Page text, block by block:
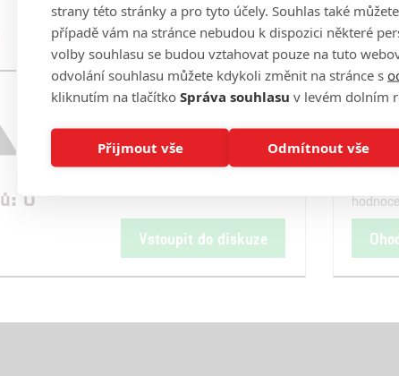
0
Vstoupit do diskuze
strany této stránky a pro tyto účely. Souhlas také
případě vám na stránce nebudou k dispozici některé
volby souhlasu se budou vztahovat pouze na tuto
odvolání souhlasu můžete kdykoli změnit na stránce s
kliknutím na tlačítko Správa souhlasu v levém dolním
Přijmout vše Odmítnout vše